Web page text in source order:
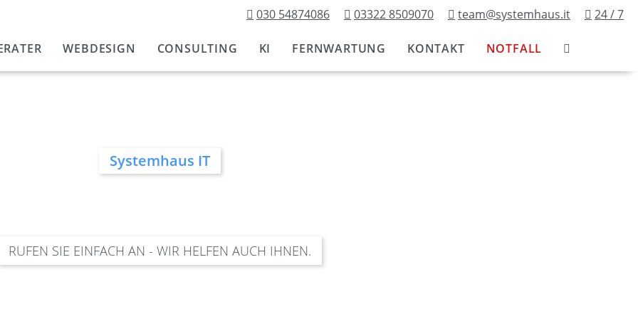
030 54874086 03322 8509070 team@systemhaus.it 24 / 7
überspringen
WEBDESIGN CONSULTING KI FERNWARTUNG KONTAKT NOTFALL
Systemhaus IT
RUFEN SIE EINFACH AN - WIR HELFEN AUCH IHNEN.